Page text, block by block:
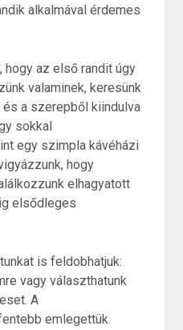
alkalmával érdemes
hogy az első randit úgy
valaminek, keresünk
a szerepből kiindulva
sokkal
egy szimpla kávéházi
hogy
elhagyatott
elsődleges
is feldobhatjuk:
vagy választhatunk
A
emlegettük.